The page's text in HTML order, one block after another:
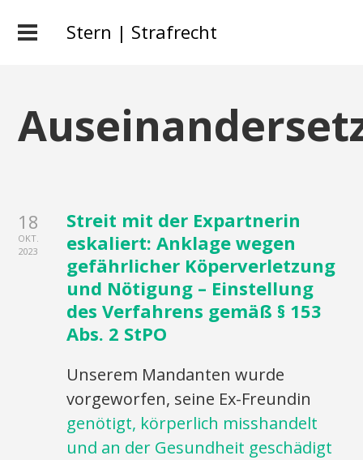
Stern | Strafrecht
18
OKT.
2023
Streit mit der Expartnerin
eskaliert: Anklage wegen
gefährlicher Köperverletzung
und Nötigung – Einstellung
des Verfahrens gemäß § 153
Abs. 2 StPO
Unserem Mandanten wurde
vorgeworfen, seine Ex-Freundin
genötigt, körperlich misshandelt
und an der Gesundheit geschädigt